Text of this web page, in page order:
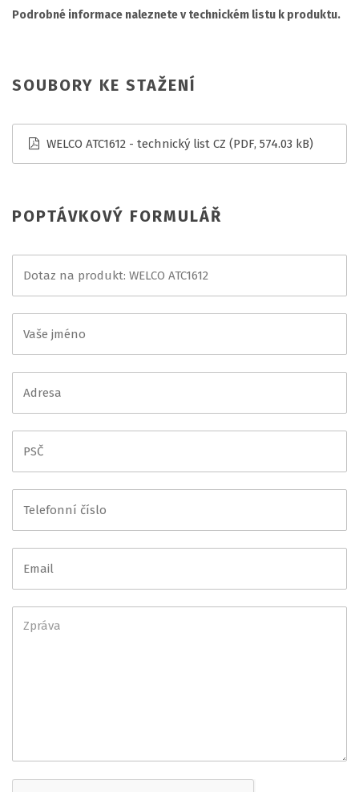
Podrobné informace naleznete v technickém listu k produktu.
SOUBORY KE STAŽENÍ
WELCO ATC1612 - technický list CZ (PDF, 574.03 kB)
POPTÁVKOVÝ FORMULÁŘ